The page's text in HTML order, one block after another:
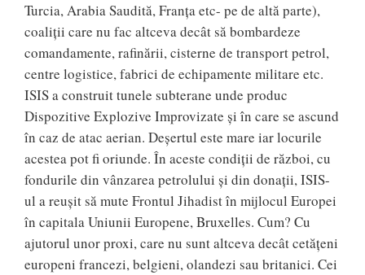
Turcia, Arabia Saudită, Franța etc- pe de altă parte),
coaliții care nu fac altceva decât să bombardeze
comandamente, rafinării, cisterne de transport petrol,
centre logistice, fabrici de echipamente militare etc.
ISIS a construit tunele subterane unde produc
Dispozitive Explozive Improvizate și în care se ascund
în caz de atac aerian. Deșertul este mare iar locurile
acestea pot fi oriunde. În aceste condiții de război, cu
fondurile din vânzarea petrolului și din donații, ISIS-
ul a reușit să mute Frontul Jihadist în mijlocul Europei
în capitala Uniunii Europene, Bruxelles. Cum? Cu
ajutorul unor proxi, care nu sunt altceva decât cetățeni
europeni francezi, belgieni, olandezi sau britanici. Cei